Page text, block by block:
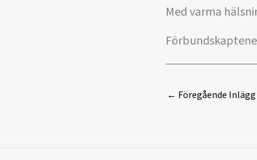
Med varma
← Föregående Inlägg